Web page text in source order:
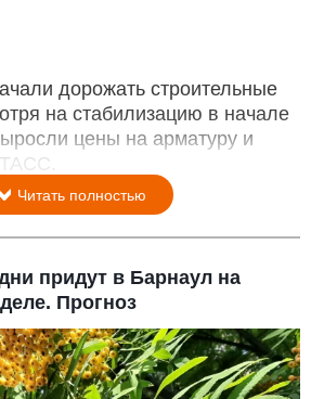
дорожать строительные
на стабилизацию в начале
цены на арматуру и
ТАСС.
Читать полностью
придут в Барнаул на
Прогноз